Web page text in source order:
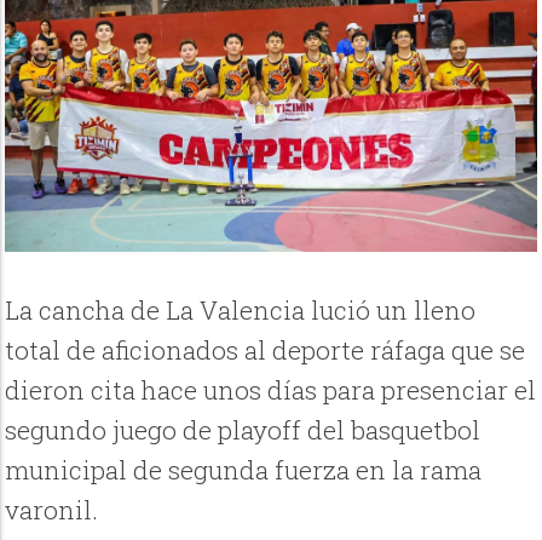
La cancha de La Valencia lució un lleno
total de aficionados al deporte ráfaga que se
dieron cita hace unos días para presenciar el
segundo juego de playoff del basquetbol
municipal de segunda fuerza en la rama
varonil.